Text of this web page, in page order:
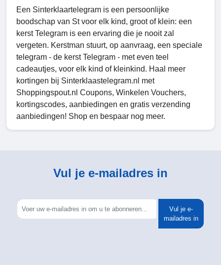
Een Sinterklaartelegram is een persoonlijke
boodschap van St voor elk kind, groot of klein: een
kerst Telegram is een ervaring die je nooit zal
vergeten. Kerstman stuurt, op aanvraag, een speciale
telegram - de kerst Telegram - met even teel
cadeautjes, voor elk kind of kleinkind. Haal meer
kortingen bij Sinterklaastelegram.nl met
Shoppingspout.nl Coupons, Winkelen Vouchers,
kortingscodes, aanbiedingen en gratis verzending
aanbiedingen! Shop en bespaar nog meer.
Vul je e-mailadres in
Vul je e-
mailadres in